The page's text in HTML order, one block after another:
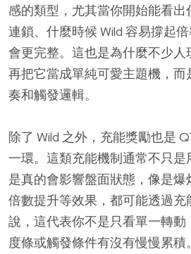
感的類型，尤其當你開始能看
連鎖、什麼時候 Wild 容易撐起
會更完整。這也是為什麼不少
再把它當成單純可愛主題機，
奏和觸發邏輯。
除了 Wild 之外，充能獎勵也是
一環。這類充能機制通常不只
是真的會影響盤面狀態，像是爆
倍數提升等效果，都可能透過
說，這代表你不是只看單一轉動
度條或觸發條件有沒有慢慢累